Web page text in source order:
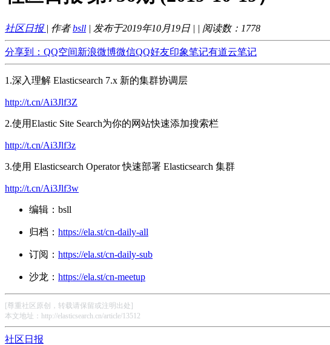
社区日报 | 作者bsll | 发布于2019年10月19日 | | 阅读数： 1778
分享到： QQ空间新浪微博微信QQ好友印象笔记有道云笔记
1.深入理解 Elasticsearch 7.x 新的集群协调层
http://t.cn/Ai3Jlf3Z
2.使用Elastic Site Search为你的网站快速添加搜索栏
http://t.cn/Ai3Jlf3z
3.使用 Elasticsearch Operator 快速部署 Elasticsearch 集群
http://t.cn/Ai3Jlf3w
编辑：bsll
归档： https://ela.st/cn-daily-all
订阅： https://ela.st/cn-daily-sub
沙龙： https://ela.st/cn-meetup
[尊重社区原创，转载请保留或注明出处]
本文地址：http://elasticsearch.cn/article/13512
社区日报